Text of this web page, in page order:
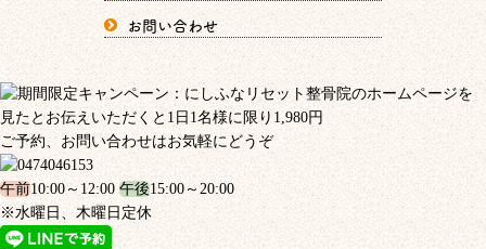
お問い合わせ
ご予約、お問い合わせはお気軽にどうぞ
午前10:00～12:00 午後15:00～20:00
※水曜日、木曜日定休